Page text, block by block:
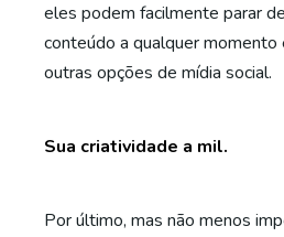
eles podem facilmente parar
conteúdo a qualquer momento
outras opções de mídia social.
Sua criatividade a mil.
Por último, mas não menos